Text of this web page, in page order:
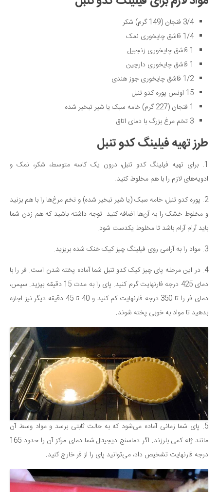
3/4 فنجان (149 گرم) شکر
1/4 قاشق چایخوری نمک
1 قاشق چایخوری زنجبیل
1 قاشق چایخوری دارچین
1/2 قاشق چایخوری جوز هندی
15 اونس پوره کدو تنبل
1 فنجان (227 گرم) خامه سبک یا شیر تبخیر شده
3 تخم مرغ بزرگ با دمای اتاق
طرز تهیه فیلینگ کدو تنبل
1. برای تهیه فیلینگ کدو تنبل، درون یک کاسه متوسط، شکر، نمک و
ادویه‌های لازم را با هم مخلوط کنید.
2. پوره کدو تنبل، خامه سبک (یا شیر تبخیر شده) و تخم مرغ‌ها را با هم بزنید
و مخلوط خشک را به آن‌ها اضافه کنید. توجه داشته باشید که هم زدن شما
باید آرام آرام باشد تا مخلوط یکدست شود.
3. مواد را به آرامی روی فیلینگ چیز کیک خنک شده بریزید.
4. در این مرحله پای چیز کیک کدو تنبل شما آماده پخته شدن است. فر را با
دمای 425 درجه فارنهایت گرم کنید. پای را به مدت 15 دقیقه بپزید. سپس،
دمای فر را تا 350 درجه فارنهایت کم کنید و 40 تا 45 دقیقه دیگر نیز اجازه
بدهید تا مواد به خوبی پخته شوند.
5. پای شما زمانی آماده می‌شود که به حالت ثابتی برسد و مواد وسط آن
مانند ژله کمی بلرزند. اگر دماسنج دیجیتال شما دمای مرکز آن را حدود 165
درجه فارنهایت تشخیص داد، می‌توانید پای را از فر خارج کنید.